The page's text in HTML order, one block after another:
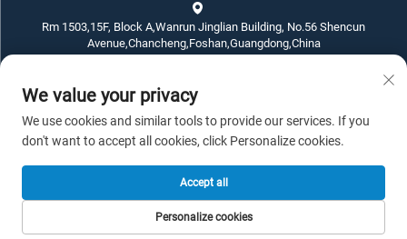
Rm 1503,15F, Block A,Wanrun Jinglian Building, No.56 Shencun
Avenue,Chancheng,Foshan,Guangdong,China
+86-757-83789311
[email protected]
Copyright © 2026 ECKO ELECTROTECH CO.,LTD. Alle rettigheter reservert.
-Personvernpolicy
We value your privacy
We use cookies and similar tools to provide our services. If you
don't want to accept all cookies, click Personalize cookies.
Personalize cookies
Accept all